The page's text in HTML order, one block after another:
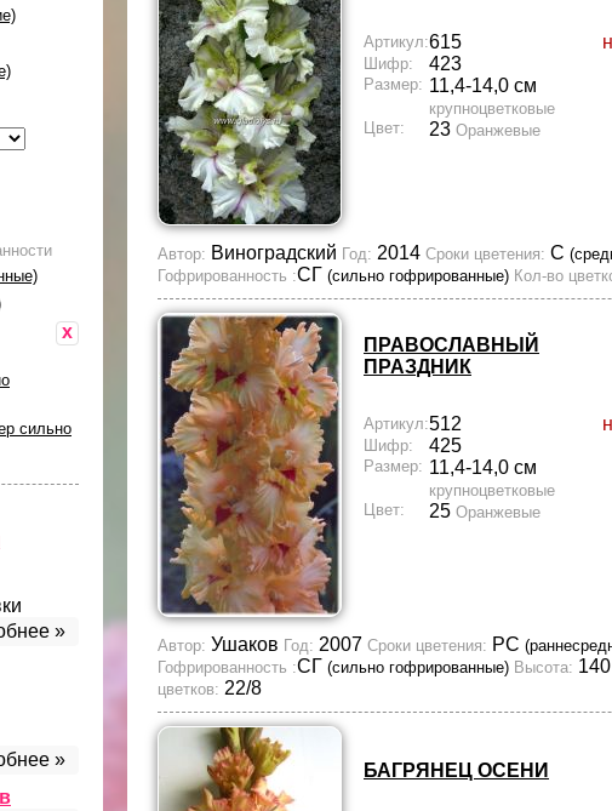
x
сильно
»
»
Артикул:615
Шифр: 423
Размер: 11,4-14,0 см
крупноцветковые
Цвет:
23 Оранжевые
Автор: Виноградский Год: 2014 Сроки цветения: С
Гофрированность :СГ (сильно гофрированные) Кол-во
ПРАВОСЛАВНЫЙ
ПРАЗДНИК
Артикул:512
Шифр: 425
Размер: 11,4-14,0 см
крупноцветковые
Цвет:
25 Оранжевые
Автор: Ушаков Год: 2007 Сроки цветения: РС
Гофрированность :СГ (сильно гофрированные) Высота: 140
цветков: 22/8
БАГРЯНЕЦ ОСЕНИ